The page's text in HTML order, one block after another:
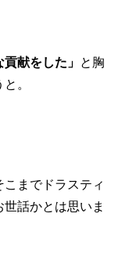
献をした」 と胸
。
までドラスティ
話かとは思いま